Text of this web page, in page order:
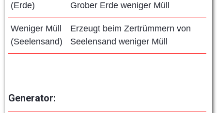
(Erde)
Grober Erde weniger Müll
Weniger Müll
(Seelensand)
Erzeugt beim Zertrümmern von
Seelensand weniger Müll
Generator: